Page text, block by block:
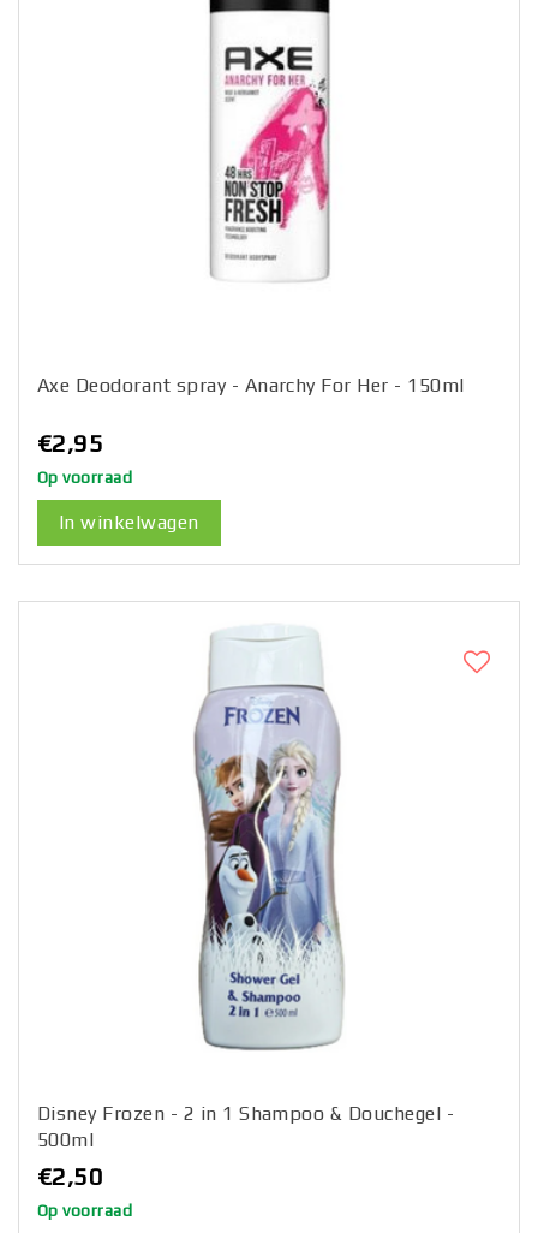
Axe Deodorant spray - Anarchy For Her - 150ml
€2,95
Op voorraad
In winkelwagen
Disney Frozen - 2 in 1 Shampoo & Douchegel -
500ml
€2,50
Op voorraad